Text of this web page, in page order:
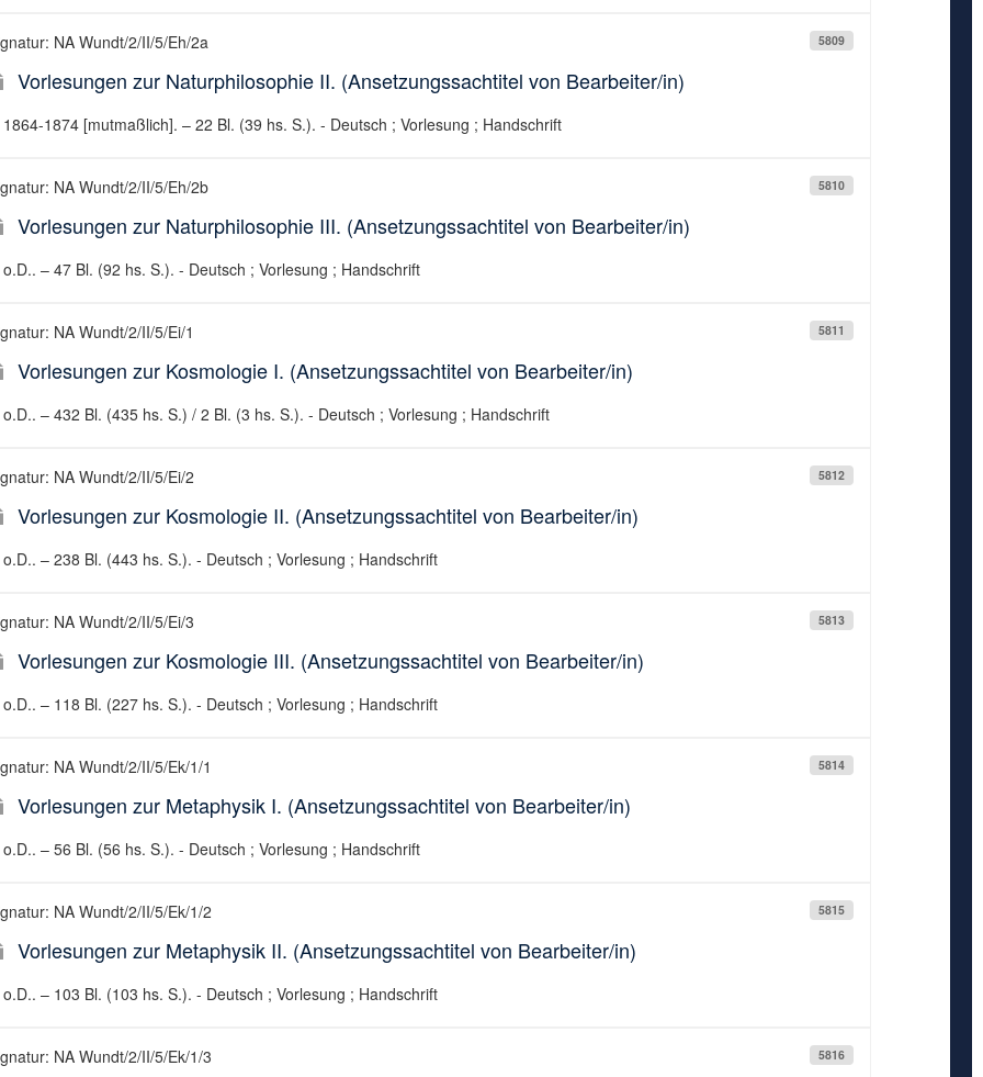
5809
NA Wundt/2/II/5/Eh/2a
Vorlesungen zur Naturphilosophie II. (Ansetzungssachtitel von Bearbeiter/in)
1864-1874 [mutmaßlich]. – 22 Bl. (39 hs. S.). - Deutsch ; Vorlesung ; Handschrift
5810
NA Wundt/2/II/5/Eh/2b
Vorlesungen zur Naturphilosophie III. (Ansetzungssachtitel von Bearbeiter/in)
o.D.. – 47 Bl. (92 hs. S.). - Deutsch ; Vorlesung ; Handschrift
5811
NA Wundt/2/II/5/Ei/1
Vorlesungen zur Kosmologie I. (Ansetzungssachtitel von Bearbeiter/in)
o.D.. – 432 Bl. (435 hs. S.) / 2 Bl. (3 hs. S.). - Deutsch ; Vorlesung ; Handschrift
5812
NA Wundt/2/II/5/Ei/2
Vorlesungen zur Kosmologie II. (Ansetzungssachtitel von Bearbeiter/in)
o.D.. – 238 Bl. (443 hs. S.). - Deutsch ; Vorlesung ; Handschrift
5813
NA Wundt/2/II/5/Ei/3
Vorlesungen zur Kosmologie III. (Ansetzungssachtitel von Bearbeiter/in)
o.D.. – 118 Bl. (227 hs. S.). - Deutsch ; Vorlesung ; Handschrift
5814
NA Wundt/2/II/5/Ek/1/1
Vorlesungen zur Metaphysik I. (Ansetzungssachtitel von Bearbeiter/in)
o.D.. – 56 Bl. (56 hs. S.). - Deutsch ; Vorlesung ; Handschrift
5815
NA Wundt/2/II/5/Ek/1/2
Vorlesungen zur Metaphysik II. (Ansetzungssachtitel von Bearbeiter/in)
o.D.. – 103 Bl. (103 hs. S.). - Deutsch ; Vorlesung ; Handschrift
5816
NA Wundt/2/II/5/Ek/1/3